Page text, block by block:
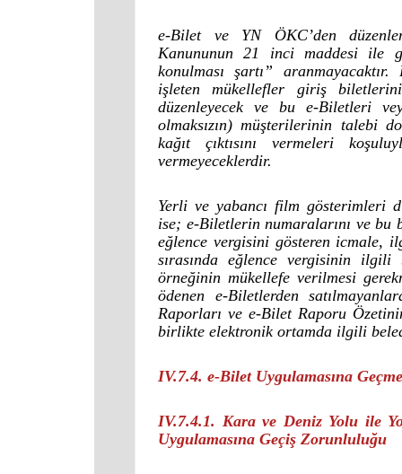
e-Bilet ve YN ÖKC’den
Kanununun 21 inci maddesi ile
konulması şartı”
işleten mükellefler giriş
düzenleyecek ve bu e-Biletleri
olmaksızın) müşterilerinin talebi
kağıt çıktısını vermeleri
vermeyeceklerdir.
Yerli ve yabancı film gösterimleri
ise; e-Biletlerin numaralarını ve bu
eğlence vergisini gösteren icmale,
sırasında eğlence vergisinin
örneğinin mükellefe verilmesi
ödenen e-Biletlerden
Raporları ve e-Bilet Raporu
birlikte elektronik ortamda ilgili
IV.7.4. e-Bilet Uygulamasına
IV.7.4.1. Kara ve Deniz Yolu ile
Uygulamasına Geçiş Zorunluluğu